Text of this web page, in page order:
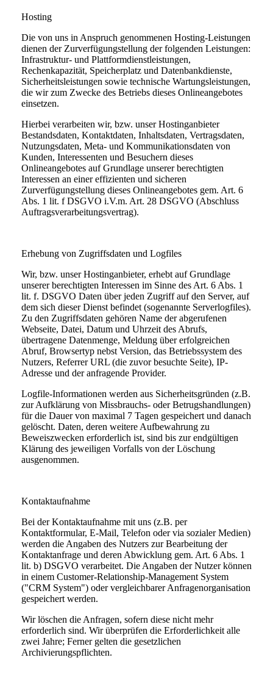
Hosting
Die von uns in Anspruch genommenen Hosting-Leistungen
dienen der Zurverfügungstellung der folgenden Leistungen:
Infrastruktur- und Plattformdienstleistungen,
Rechenkapazität, Speicherplatz und Datenbankdienste,
Sicherheitsleistungen sowie technische Wartungsleistungen,
die wir zum Zwecke des Betriebs dieses Onlineangebotes
einsetzen.
Hierbei verarbeiten wir, bzw. unser Hostinganbieter
Bestandsdaten, Kontaktdaten, Inhaltsdaten, Vertragsdaten,
Nutzungsdaten, Meta- und Kommunikationsdaten von
Kunden, Interessenten und Besuchern dieses
Onlineangebotes auf Grundlage unserer berechtigten
Interessen an einer effizienten und sicheren
Zurverfügungstellung dieses Onlineangebotes gem. Art. 6
Abs. 1 lit. f DSGVO i.V.m. Art. 28 DSGVO (Abschluss
Auftragsverarbeitungsvertrag).
Erhebung von Zugriffsdaten und Logfiles
Wir, bzw. unser Hostinganbieter, erhebt auf Grundlage
unserer berechtigten Interessen im Sinne des Art. 6 Abs. 1
lit. f. DSGVO Daten über jeden Zugriff auf den Server, auf
dem sich dieser Dienst befindet (sogenannte Serverlogfiles).
Zu den Zugriffsdaten gehören Name der abgerufenen
Webseite, Datei, Datum und Uhrzeit des Abrufs,
übertragene Datenmenge, Meldung über erfolgreichen
Abruf, Browsertyp nebst Version, das Betriebssystem des
Nutzers, Referrer URL (die zuvor besuchte Seite), IP-
Adresse und der anfragende Provider.
Logfile-Informationen werden aus Sicherheitsgründen (z.B.
zur Aufklärung von Missbrauchs- oder Betrugshandlungen)
für die Dauer von maximal 7 Tagen gespeichert und danach
gelöscht. Daten, deren weitere Aufbewahrung zu
Beweiszwecken erforderlich ist, sind bis zur endgültigen
Klärung des jeweiligen Vorfalls von der Löschung
ausgenommen.
Kontaktaufnahme
Bei der Kontaktaufnahme mit uns (z.B. per
Kontaktformular, E-Mail, Telefon oder via sozialer Medien)
werden die Angaben des Nutzers zur Bearbeitung der
Kontaktanfrage und deren Abwicklung gem. Art. 6 Abs. 1
lit. b) DSGVO verarbeitet. Die Angaben der Nutzer können
in einem Customer-Relationship-Management System
("CRM System") oder vergleichbarer Anfragenorganisation
gespeichert werden.
Wir löschen die Anfragen, sofern diese nicht mehr
erforderlich sind. Wir überprüfen die Erforderlichkeit alle
zwei Jahre; Ferner gelten die gesetzlichen
Archivierungspflichten.